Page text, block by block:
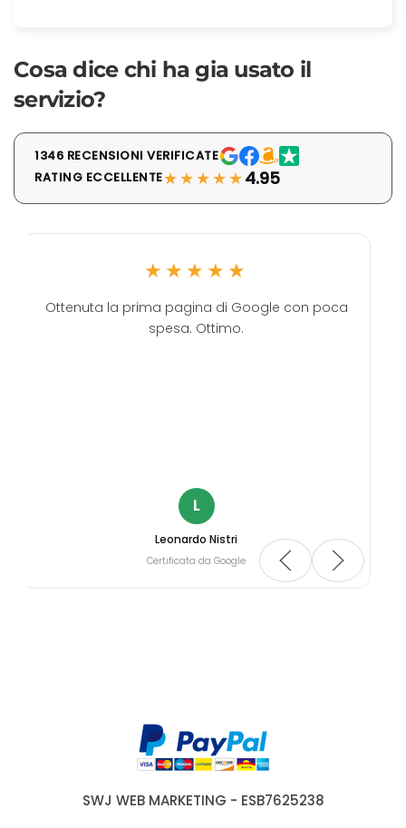
Cosa dice chi ha gia usato il
servizio?
1346 RECENSIONI VERIFICATE
RATING ECCELLENTE★★★★★4.95
★★★★★
Ottenuta la prima pagina di Google con poca
spesa. Ottimo.
L
Leonardo Nistri
Certificata da Google
SWJ WEB MARKETING - ESB7625238